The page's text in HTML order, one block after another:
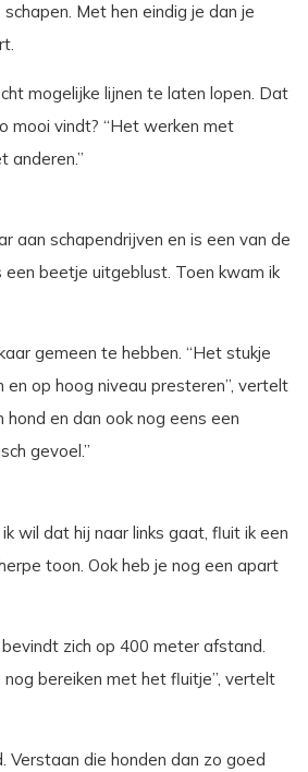
Met hen eindig je dan je
mogelijke lijnen te laten lopen. Dat
mooi vindt? “Het werken met
anderen.”
aan schapendrijven en is een van de
beetje uitgeblust. Toen kwam ik
gemeen te hebben. “Het stukje
op hoog niveau presteren”, vertelt
en dan ook nog eens een
gevoel.”
wil dat hij naar links gaat, fluit ik een
toon. Ook heb je nog een apart
zich op 400 meter afstand.
bereiken met het fluitje”, vertelt
Verstaan die honden dan zo goed